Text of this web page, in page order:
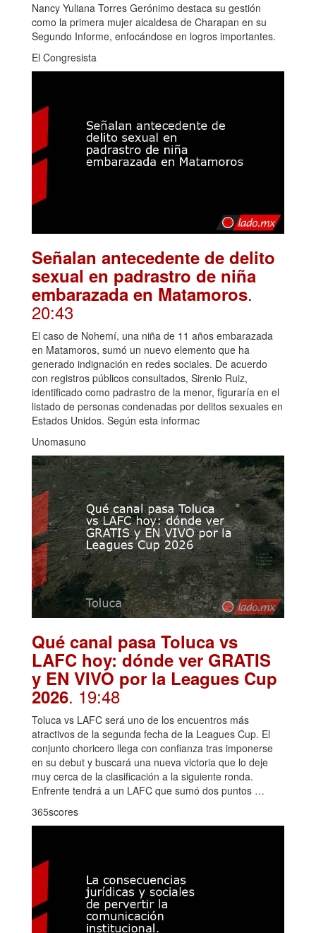
Nancy Yuliana Torres Gerónimo destaca su gestión
como la primera mujer alcaldesa de Charapan en su
Segundo Informe, enfocándose en logros importantes.
El Congresista
Señalan antecedente de delito
sexual en padrastro de niña
embarazada en Matamoros.
20:43
El caso de Nohemí, una niña de 11 años embarazada
en Matamoros, sumó un nuevo elemento que ha
generado indignación en redes sociales. De acuerdo
con registros públicos consultados, Sirenio Ruiz,
identificado como padrastro de la menor, figuraría en el
listado de personas condenadas por delitos sexuales en
Estados Unidos. Según esta informac
Unomasuno
Qué canal pasa Toluca vs
LAFC hoy: dónde ver GRATIS
y EN VIVO por la Leagues Cup
2026. 19:48
Toluca vs LAFC será uno de los encuentros más
atractivos de la segunda fecha de la Leagues Cup. El
conjunto choricero llega con confianza tras imponerse
en su debut y buscará una nueva victoria que lo deje
muy cerca de la clasificación a la siguiente ronda.
Enfrente tendrá a un LAFC que sumó dos puntos …
365scores